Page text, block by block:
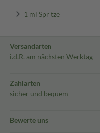
1 ml Spritze
Versandarten
i.d.R. am nächsten Werktag
Zahlarten
sicher und bequem
Bewerte uns